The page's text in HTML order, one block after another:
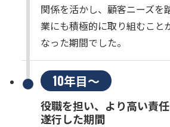
関係を活かし、顧客ニーズを
業にも積極的に取り組むこと
なった期間でした。
10年目～
役職を担い、より高い責
遂行した期間